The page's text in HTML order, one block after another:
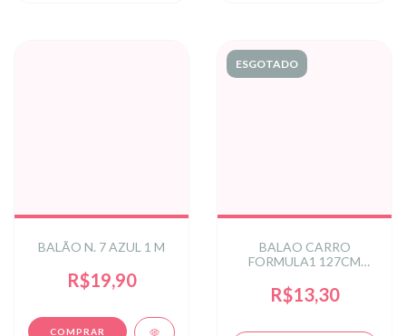
BALÃO N. 7 AZUL 1 M
R$19,90
ESGOTADO
BALAO CARRO
FORMULA1 127CM
R$13,30